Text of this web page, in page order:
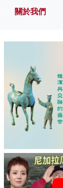
關於我們